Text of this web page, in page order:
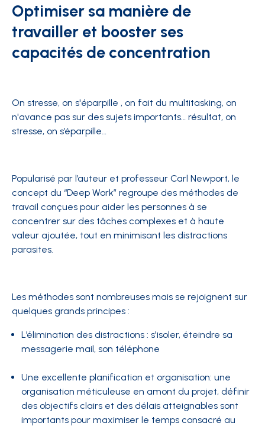
Optimiser sa manière de
travailler et booster ses
capacités de concentration
On stresse, on s'éparpille , on fait du multitasking, on
n'avance pas sur des sujets importants… résultat, on
stresse, on s’éparpille…
Popularisé par l’auteur et professeur Carl Newport, le
concept du “Deep Work” regroupe des méthodes de
travail conçues pour aider les personnes à se
concentrer sur des tâches complexes et à haute
valeur ajoutée, tout en minimisant les distractions
parasites.
Les méthodes sont nombreuses mais se rejoignent sur
quelques grands principes :
L’élimination des distractions : s'isoler, éteindre sa
messagerie mail, son téléphone
Une excellente planification et organisation: une
organisation méticuleuse en amont du projet, définir
des objectifs clairs et des délais atteignables sont
importants pour maximiser le temps consacré au